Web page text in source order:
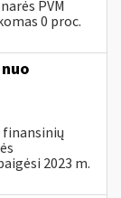
PVM
0 proc.
2023 m.